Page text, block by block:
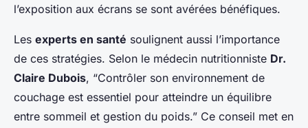
l’exposition aux écrans se sont avérées bénéfiques.
Les experts en santé soulignent aussi l’importance
de ces stratégies. Selon le médecin nutritionniste Dr.
Claire Dubois, “Contrôler son environnement de
couchage est essentiel pour atteindre un équilibre
entre sommeil et gestion du poids.” Ce conseil met en